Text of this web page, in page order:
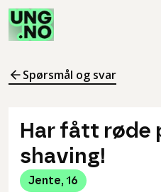
Spørsmål og svar
Har fått røde
shaving!
Jente, 16